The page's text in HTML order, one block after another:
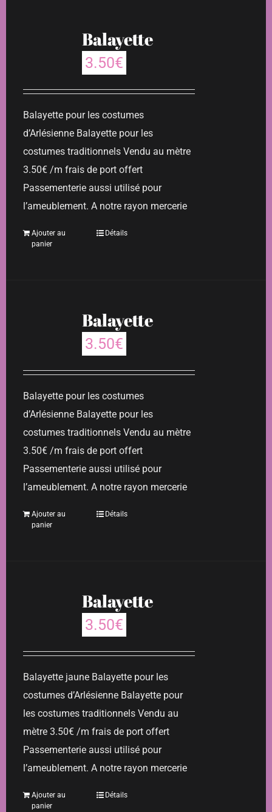
Balayette
3.50€
Balayette pour les costumes
d’Arlésienne Balayette pour les
costumes traditionnels Vendu au mètre
3.50€ /m frais de port offert
Passementerie aussi utilisé pour
l’ameublement. A notre rayon mercerie
Ajouter au
panier
Détails
Balayette
3.50€
Balayette pour les costumes
d’Arlésienne Balayette pour les
costumes traditionnels Vendu au mètre
3.50€ /m frais de port offert
Passementerie aussi utilisé pour
l’ameublement. A notre rayon mercerie
Ajouter au
panier
Détails
Balayette
3.50€
Balayette jaune Balayette pour les
costumes d’Arlésienne Balayette pour
les costumes traditionnels Vendu au
mètre 3.50€ /m frais de port offert
Passementerie aussi utilisé pour
l’ameublement. A notre rayon mercerie
Ajouter au
panier
Détails